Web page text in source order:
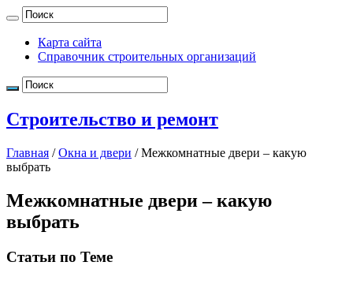
Карта сайта
Справочник строительных организаций
Строительство и ремонт
Главная / Окна и двери / Межкомнатные двери – какую
выбрать
Межкомнатные двери – какую
выбрать
Статьи по Теме